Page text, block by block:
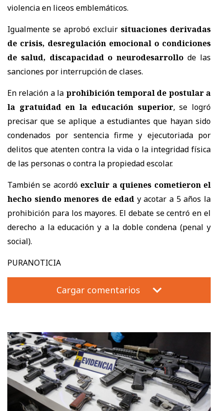
violencia en liceos emblemáticos.
Igualmente se aprobó excluir situaciones derivadas
de crisis, desregulación emocional o condiciones
de salud, discapacidad o neurodesarrollo de las
sanciones por interrupción de clases.
En relación a la prohibición temporal de postular a
la gratuidad en la educación superior, se logró
precisar que se aplique a estudiantes que hayan sido
condenados por sentencia firme y ejecutoriada por
delitos que atenten contra la vida o la integridad física
de las personas o contra la propiedad escolar.
También se acordó excluir a quienes cometieron el
hecho siendo menores de edady acotar a 5 años la
prohibición para los mayores. El debate se centró en el
derecho a la educación y a la doble condena (penal y
social).
PURANOTICIA
Cargar comentarios